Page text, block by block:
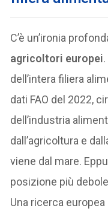
C’è un’ironia
agricoltori europei
dell’intera filiera
dati FAO del 2022,
dell’industria
dall’agricoltura e
viene dal mare.
posizione più
Una ricerca